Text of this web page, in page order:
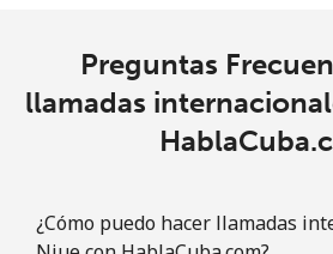
Preguntas
llamadas
¿Cómo puedo hacer llamadas